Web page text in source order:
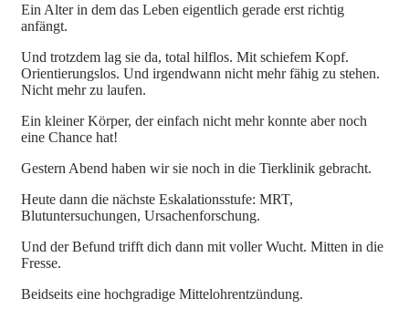
Ein Alter in dem das Leben eigentlich gerade erst richtig
anfängt.
Und trotzdem lag sie da, total hilflos. Mit schiefem Kopf.
Orientierungslos. Und irgendwann nicht mehr fähig zu stehen.
Nicht mehr zu laufen.
Ein kleiner Körper, der einfach nicht mehr konnte aber noch
eine Chance hat!
Gestern Abend haben wir sie noch in die Tierklinik gebracht.
Heute dann die nächste Eskalationsstufe: MRT,
Blutuntersuchungen, Ursachenforschung.
Und der Befund trifft dich dann mit voller Wucht. Mitten in die
Fresse.
Beidseits eine hochgradige Mittelohrentzündung.